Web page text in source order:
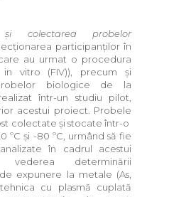
și colectarea probelor
participanților în
au urmat o procedura
vitro (FIV)), precum și
biologice de la
într-un studiu pilot,
acestui proiect. Probele
colectate și stocate într-o
ºC și -80 ºC, urmând să fie
în cadrul acestui
determinării
expunere la metale (As,
cu plasmă cuplată